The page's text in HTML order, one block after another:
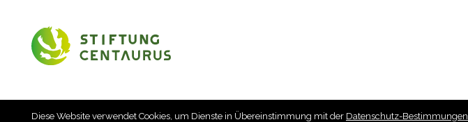
Diese Website verwendet Cookies, um Dienste in Übereinstimmung mit der Datenschutz-Bestimmungen